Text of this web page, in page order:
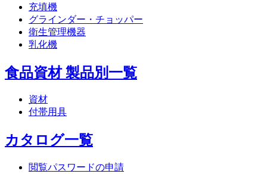
充填機
グラインダー・チョッパー
衛生管理機器
乳化機
食品資材 製品別一覧
資材
付帯用具
カタログ一覧
閲覧パスワードの申請